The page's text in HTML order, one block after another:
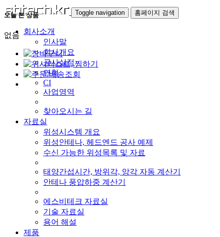
Toggle navigation 홈페이지 검색
회사소개
인사말
회사개요
공사실적
연혁
CI
사업영역
찾아오시는 길
자료실
위성시스템 개요
위성안테나, 헤드엔드 공사 예제
수신 가능한 위성목록 및 자료
태양간섭시간, 방위각, 앙각 자동 계산기
안테나 풍압하중 계산기
에스비테크 자료실
기술 자료실
용어 해설
제품
오늘 본 상품
없음